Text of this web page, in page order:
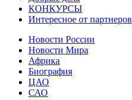
КОНКУРСЫ
Интересное от партнеров
Новости России
Новости Мира
Африка
Биография
ЦАО
САО